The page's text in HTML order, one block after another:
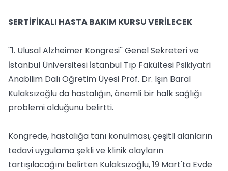
SERTİFİKALI HASTA BAKIM KURSU VERİLECEK
''1. Ulusal Alzheimer Kongresi'' Genel Sekreteri ve
İstanbul Üniversitesi İstanbul Tıp Fakültesi Psikiyatri
Anabilim Dalı Öğretim Üyesi Prof. Dr. Işın Baral
Kulaksızoğlu da hastalığın, önemli bir halk sağlığı
problemi olduğunu belirtti.
Kongrede, hastalığa tanı konulması, çeşitli alanların
tedavi uygulama şekli ve klinik olayların
tartışılacağını belirten Kulaksızoğlu, 19 Mart'ta Evde